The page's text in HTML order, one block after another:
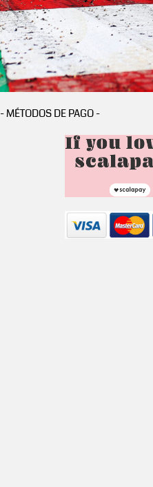
- MÉTODOS DE PAGO -